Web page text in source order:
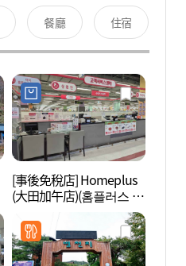
餐廳 住宿
[事後免稅店] Homeplus
(大田加午店)(홈플러스 대